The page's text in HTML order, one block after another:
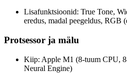
Lisafunktsioonid: True Tone,
eredus, madal peegeldus, RGB
Protsessor ja mälu
Kiip: Apple M1 (8-tuum CPU,
Neural Engine)